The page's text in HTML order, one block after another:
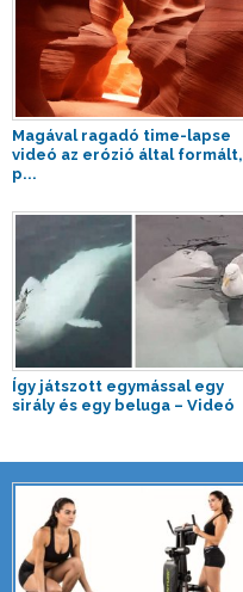
Magával ragadó time-lapse
videó az erózió által formált,
p...
Így játszott egymással egy
sirály és egy beluga – Videó